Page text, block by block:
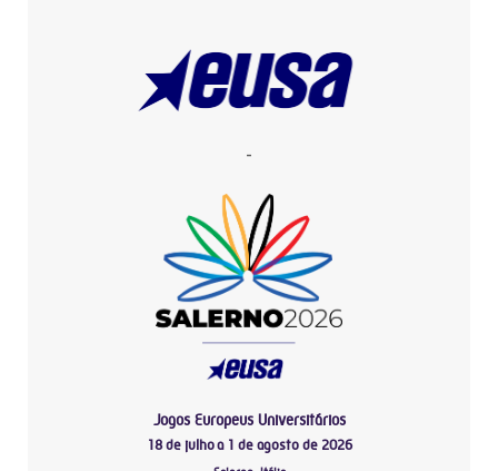
-
Jogos Europeus Universitários
18 de julho a 1 de agosto de 2026